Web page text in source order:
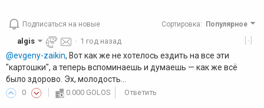
Подписаться на новые Сортировка: Популярное
[-]
algis · 1 год назад
@evgeny-zaikin, Вот как же не хотелось ездить на все эти
"картошки", а теперь вспоминаешь и думаешь — как же всё
было здорово. Эх, молодость...
0 0.000 GOLOS Ответить